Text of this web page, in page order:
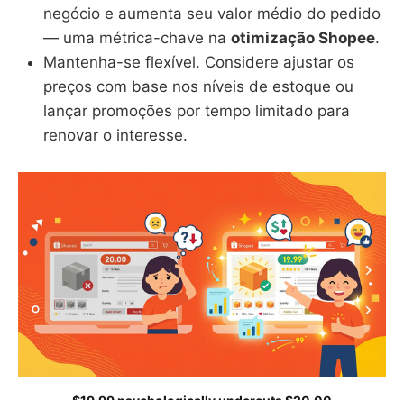
negócio e aumenta seu valor médio do pedido
— uma métrica-chave na otimização Shopee.
Mantenha-se flexível. Considere ajustar os
preços com base nos níveis de estoque ou
lançar promoções por tempo limitado para
renovar o interesse.